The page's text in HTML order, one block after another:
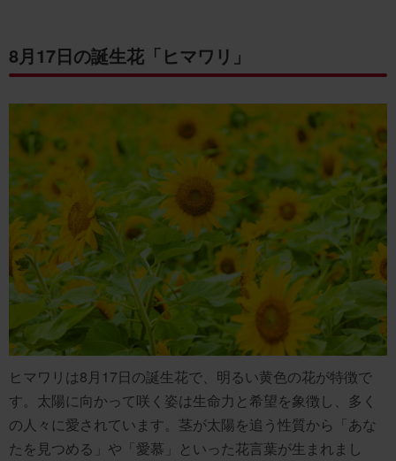
8月17日の誕生花「ヒマワリ」
ヒマワリは8月17日の誕生花で、明るい黄色の花が特徴で
す。太陽に向かって咲く姿は生命力と希望を象徴し、多く
の人々に愛されています。茎が太陽を追う性質から「あな
たを見つめる」や「愛慕」といった花言葉が生まれまし